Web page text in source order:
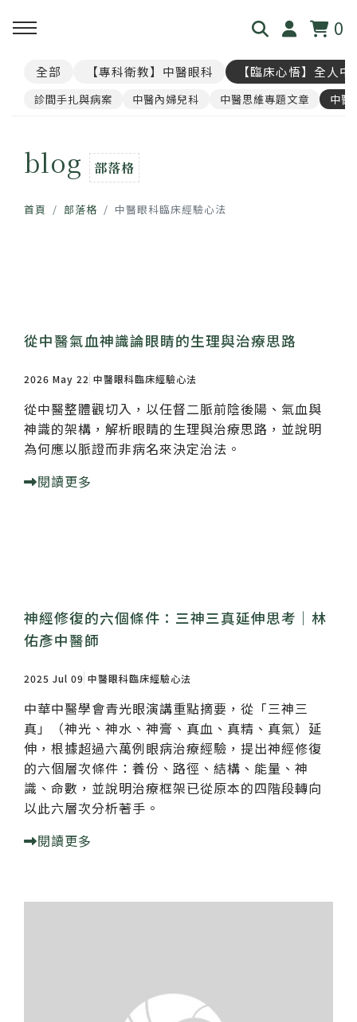
0
回主選單
我是林佑彥
醫道與哲學
回主選單
👁️ 共感・視覺模擬館
📝 羅盤・身心體質解碼
回主選單
🧘 光流導引．雲端禪房
🪞 映照．眼周經絡導引
回主選單
看見現象．衛教文章
中醫眼科・全人治療
聆聽共鳴．講座紀實
回主選單
尋找祥峻
預約諮詢
全部 【專科衛教】中醫眼科 【臨床心悟】全人中
診間手扎與病案 中醫內婦兒科 中醫思維專題文章 中醫
blog 部落格
首頁 部落格 中醫眼科臨床經驗心法
從中醫氣血神識論眼睛的生理與治療思路
2026 May 22 中醫眼科臨床經驗心法
從中醫整體觀切入，以任督二脈前陰後陽、氣血與
神識的架構，解析眼睛的生理與治療思路，並說明
為何應以脈證而非病名來決定治法。
閱讀更多
神經修復的六個條件：三神三真延伸思考｜林
佑彥中醫師
2025 Jul 09 中醫眼科臨床經驗心法
中華中醫學會青光眼演講重點摘要，從「三神三
真」（神光、神水、神膏、真血、真精、真氣）延
伸，根據超過六萬例眼病治療經驗，提出神經修復
的六個層次條件：養份、路徑、結構、能量、神
識、命數，並說明治療框架已從原本的四階段轉向
以此六層次分析著手。
閱讀更多